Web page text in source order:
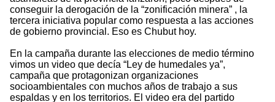
conseguir la derogación de la “zonificación minera” , la
tercera iniciativa popular como respuesta a las acciones
de gobierno provincial. Eso es Chubut hoy.
En la campaña durante las elecciones de medio término
vimos un video que decía “Ley de humedales ya”,
campaña que protagonizan organizaciones
socioambientales con muchos años de trabajo a sus
espaldas y en los territorios. El video era del partido